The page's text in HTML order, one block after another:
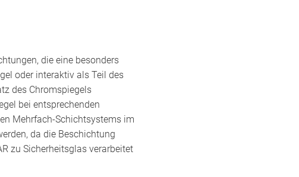
die eine besonders
oder interaktiv als Teil des
des Chromspiegels
bei entsprechenden
Mehrfach-Schichtsystems im
da die Beschichtung
zu Sicherheitsglas verarbeitet